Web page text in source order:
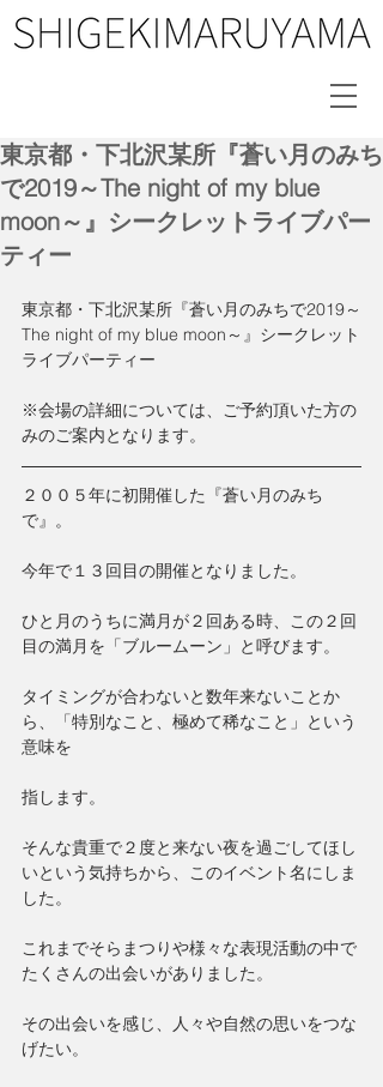
東京都・下北沢某所『蒼い月のみち
で2019～The night of my blue
moon～』シークレットライブパー
ティー
東京都・下北沢某所『蒼い月のみちで2019～
The night of my blue moon～』シークレット
ライブパーティー
※会場の詳細については、ご予約頂いた方の
みのご案内となります。
２００５年に初開催した『蒼い月のみち
で』。
今年で１３回目の開催となりました。
ひと月のうちに満月が２回ある時、この２回
目の満月を「ブルームーン」と呼びます。
タイミングが合わないと数年来ないことか
ら、「特別なこと、極めて稀なこと」という
意味を
指します。
そんな貴重で２度と来ない夜を過ごしてほし
いという気持ちから、このイベント名にしま
した。
これまでそらまつりや様々な表現活動の中で
たくさんの出会いがありました。
その出会いを感じ、人々や自然の思いをつな
げたい。